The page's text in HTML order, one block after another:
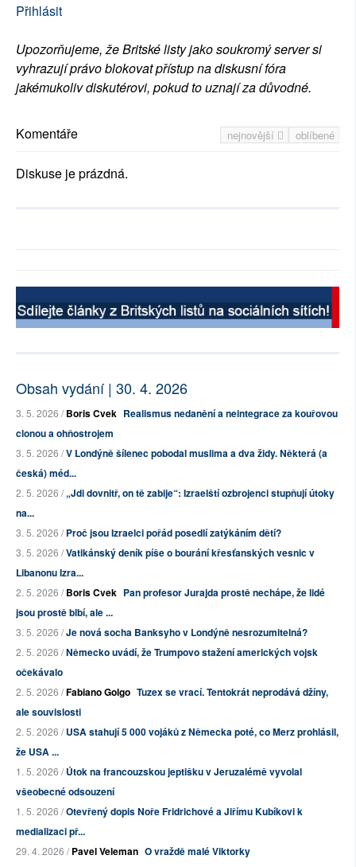
Přihlásit
Upozorňujeme, že Britské listy jako soukromý server si
vyhrazují právo blokovat přístup na diskusní fóra
jakémukoliv diskutérovi, pokud to uznají za důvodné.
nejnovější oblíbené
Komentáře
Diskuse je prázdná.
Obsah vydání | 30. 4. 2026
3. 5. 2026 /Boris Cvek Realismus nedanění a neintegrace za kouřovou
clonou a ohňostrojem
3. 5. 2026 /V Londýně šílenec pobodal muslima a dva židy. Některá (a
česká) méd...
2. 5. 2026 /„Jdi dovnitř, on tě zabije“: Izraelští ozbrojenci stupňují útoky
na...
3. 5. 2026 /Proč jsou Izraelci pořád posedlí zatýkáním dětí?
3. 5. 2026 /Vatikánský deník píše o bourání křesťanských vesnic v
Libanonu Izra...
2. 5. 2026 /Boris Cvek Pan profesor Jurajda prostě nechápe, že lidé
jsou prostě blbí, ale ...
3. 5. 2026 /Je nová socha Banksyho v Londýně nesrozumitelná?
2. 5. 2026 /Německo uvádí, že Trumpovo stažení amerických vojsk
očekávalo
2. 5. 2026 /Fabiano Golgo Tuzex se vrací. Tentokrát neprodává džíny,
ale souvislosti
2. 5. 2026 /USA stahují 5 000 vojáků z Německa poté, co Merz prohlásil,
že USA ...
1. 5. 2026 /Útok na francouzskou jeptišku v Jeruzalémě vyvolal
všeobecné odsouzení
1. 5. 2026 /Otevřený dopis Noře Fridrichové a Jiřímu Kubíkovi k
medializaci př...
29. 4. 2026 /Pavel Veleman O vraždě malé Viktorky